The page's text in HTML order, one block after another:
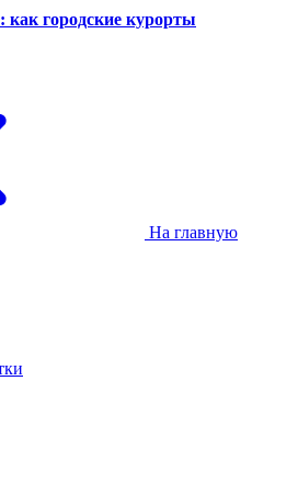
как городские курорты
На главную